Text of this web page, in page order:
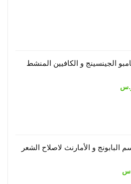
الجينسينج و الكافيين المنشط
البابونج و الأمارنث لاصلاح الشعر